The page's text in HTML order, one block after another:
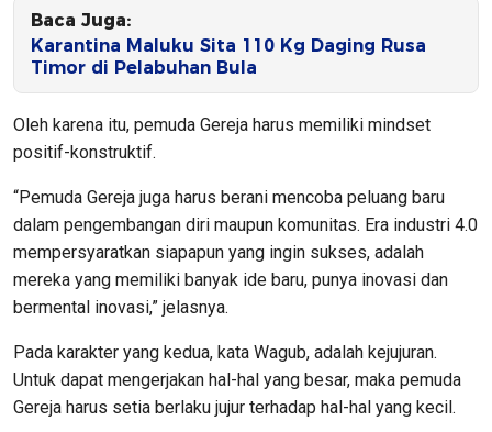
Baca Juga:
Karantina Maluku Sita 110 Kg Daging Rusa
Timor di Pelabuhan Bula
Oleh karena itu, pemuda Gereja harus memiliki mindset
positif-konstruktif.
“Pemuda Gereja juga harus berani mencoba peluang baru
dalam pengembangan diri maupun komunitas. Era industri 4.0
mempersyaratkan siapapun yang ingin sukses, adalah
mereka yang memiliki banyak ide baru, punya inovasi dan
bermental inovasi,” jelasnya.
Pada karakter yang kedua, kata Wagub, adalah kejujuran.
Untuk dapat mengerjakan hal-hal yang besar, maka pemuda
Gereja harus setia berlaku jujur terhadap hal-hal yang kecil.